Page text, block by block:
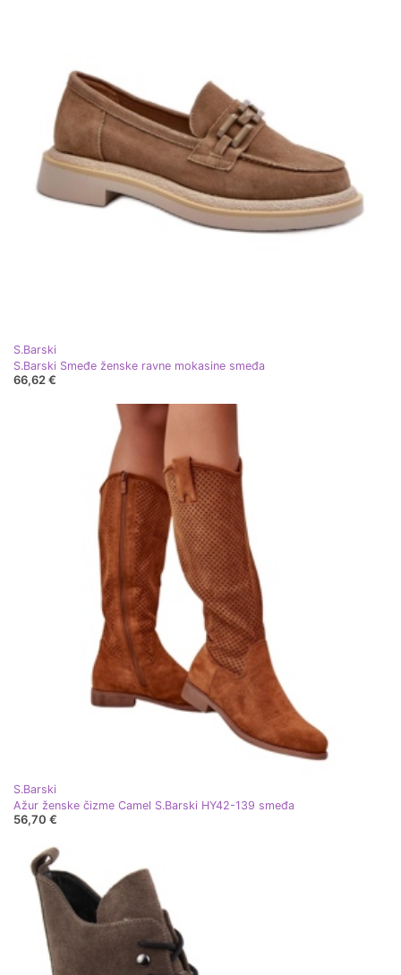
S.Barski
S.Barski Smeđe ženske ravne mokasine smeđa
66,62 €
S.Barski
Ažur ženske čizme Camel S.Barski HY42-139 smeđa
56,70 €